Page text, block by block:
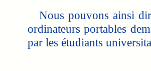
Nous pouvons ainsi
ordinateurs portables
par les étudiants